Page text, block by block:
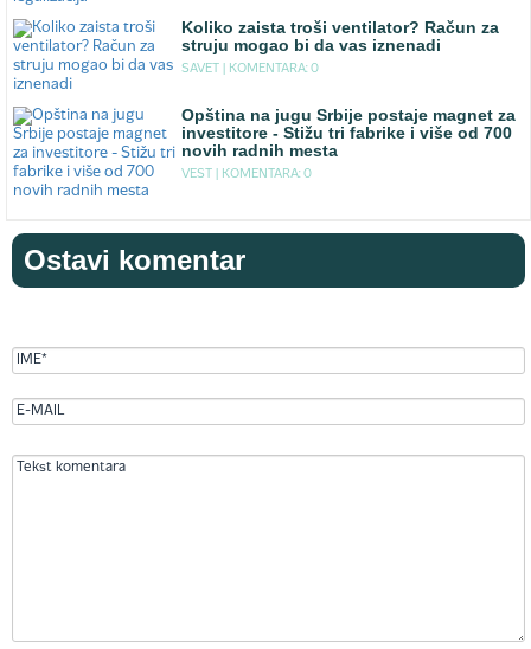
Koliko zaista troši ventilator? Račun za
struju mogao bi da vas iznenadi
SAVET | KOMENTARA: 0
Opština na jugu Srbije postaje magnet za
investitore - Stižu tri fabrike i više od 700
novih radnih mesta
VEST | KOMENTARA: 0
Ostavi komentar